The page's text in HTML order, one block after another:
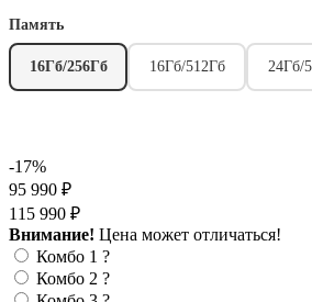
Память
16Гб/256Гб 16Гб/512Гб 24Гб/
-17%
95 990 ₽
115 990 ₽
Внимание! Цена может отличаться!
Комбо 1 ?
Комбо 2 ?